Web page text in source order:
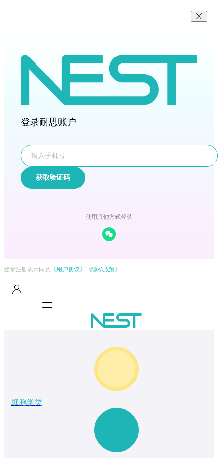
登录耐思账户
获取验证码
使用其他方式登录
登录注册表示同意 《用户协议》 《隐私政策》
细胞学类